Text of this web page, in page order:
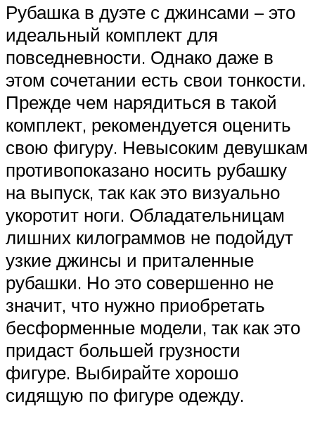
Рубашка в дуэте с джинсами – это
идеальный комплект для
повседневности. Однако даже в
этом сочетании есть свои тонкости.
Прежде чем нарядиться в такой
комплект, рекомендуется оценить
свою фигуру. Невысоким девушкам
противопоказано носить рубашку
на выпуск, так как это визуально
укоротит ноги. Обладательницам
лишних килограммов не подойдут
узкие джинсы и приталенные
рубашки. Но это совершенно не
значит, что нужно приобретать
бесформенные модели, так как это
придаст большей грузности
фигуре. Выбирайте хорошо
сидящую по фигуре одежду.